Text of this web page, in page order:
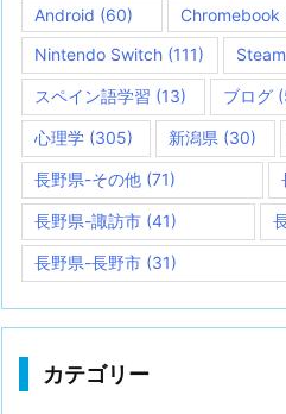
Android (60) Chromebook
Nintendo Switch (111)
スペイン語学習 (13) ブログ
心理学 (305) 新潟県 (30)
長野県-その他 (71)
長野県-諏訪市 (41)
長野県-長野市 (31)
カテゴリー